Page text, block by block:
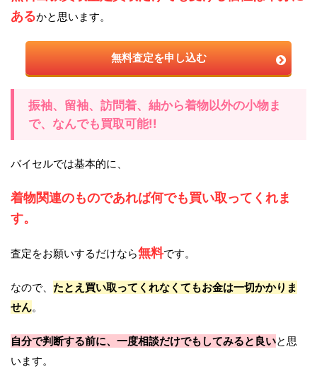
あるかと思います。
無料査定を申し込む
振袖、留袖、訪問着、紬から着物以外の小物ま
で、なんでも買取可能!!
バイセルでは基本的に、
着物関連のものであれば何でも買い取ってくれま
す。
査定をお願いするだけなら無料です。
なので、 たとえ買い取ってくれなくてもお金は一切かかりま
せん。
自分で判断する前に、一度相談だけでもしてみると良いと思
います。